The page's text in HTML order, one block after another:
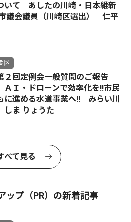
いて あしたの川崎・日本維新
議会議員（川崎区選出） 仁平
区
２回定例会一般質問のご報告
Ｉ・ドローンで効率化を!!市民
に進める水道事業へ!! みらい川
ま りょうた
べて見る
ップ（PR）の新着記事